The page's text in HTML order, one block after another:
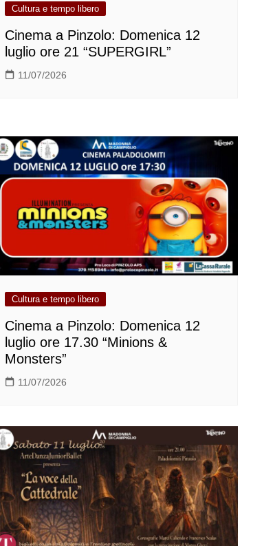
Cultura e tempo libero
Cinema a Pinzolo: Domenica 12
luglio ore 21 “SUPERGIRL”
11/07/2026
Cultura e tempo libero
Cinema a Pinzolo: Domenica 12
luglio ore 17.30 “Minions &
Monsters”
11/07/2026